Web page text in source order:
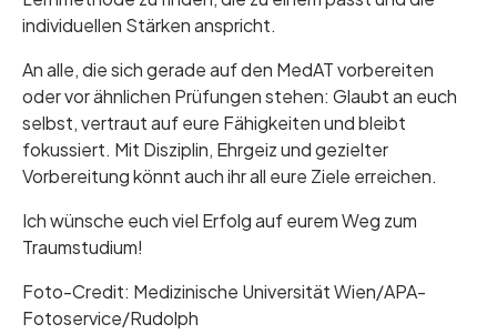
individuellen Stärken anspricht.
An alle, die sich gerade auf den MedAT vorbereiten
oder vor ähnlichen Prüfungen stehen: Glaubt an euch
selbst, vertraut auf eure Fähigkeiten und bleibt
fokussiert. Mit Disziplin, Ehrgeiz und gezielter
Vorbereitung könnt auch ihr all eure Ziele erreichen.
Ich wünsche euch viel Erfolg auf eurem Weg zum
Traumstudium!
Foto-Credit: Medizinische Universität Wien/APA-
Fotoservice/Rudolph